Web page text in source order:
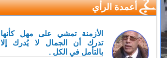
أعمدة الرأي
الأزمنة تمشي على مهل كأنها
تدرك أن الجمال لا يُدرك إلا
بالتأمل في الكل .